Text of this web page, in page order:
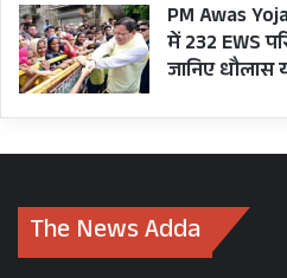
PM Awas
में 232 EWS
जानिए धौलास
The News Adda